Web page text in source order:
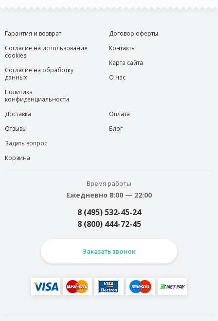
Гарантия и возврат
Согласие на использование
cookies
Согласие на обработку
данных
Политика
конфиденциальности
Договор оферты
Контакты
Карта сайта
О нас
Доставка
Отзывы
Задать вопрос
Корзина
Оплата
Блог
Время работы
Ежедневно 8:00 — 22:00
8 (495) 532-45-24
8 (800) 444-72-45
Заказать звонок